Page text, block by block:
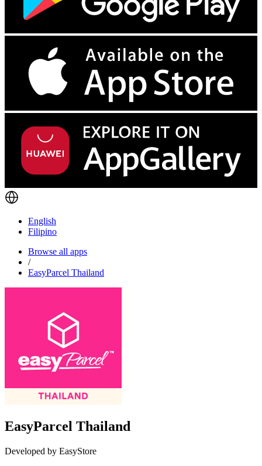
English
Filipino
Browse all apps
/
EasyParcel Thailand
EasyParcel Thailand
Developed by EasyStore